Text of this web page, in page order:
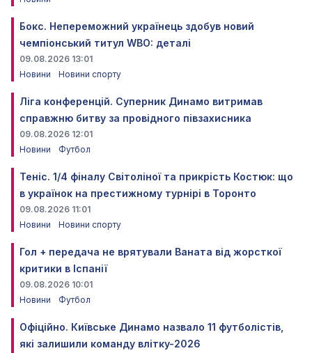
Бокс. Непереможний українець здобув новий
чемпіонський титул WBO: деталі
09.08.2026 13:01
Новини
Новини спорту
Ліга конференцій. Суперник Динамо витримав
справжню битву за провідного півзахисника
09.08.2026 12:01
Новини
Футбол
Теніс. 1/4 фіналу Світоліної та прикрість Костюк: що
в українок на престижному турнірі в Торонто
09.08.2026 11:01
Новини
Новини спорту
Гол + передача не врятували Ваната від жорсткої
критики в Іспанії
09.08.2026 10:01
Новини
Футбол
Офіційно. Київське Динамо назвало 11 футболістів,
які залишили команду влітку-2026